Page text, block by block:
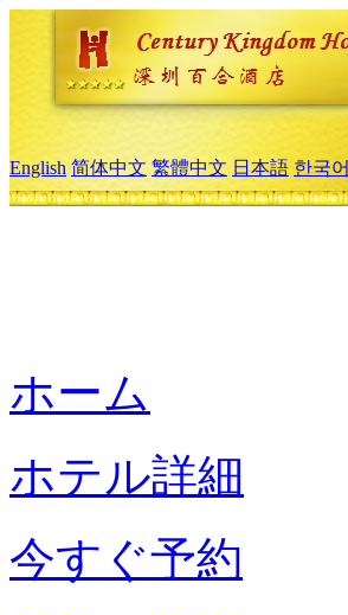
English 简体中文 繁體中文 日本語 한국어
ホーム
ホテル詳細
今すぐ予約